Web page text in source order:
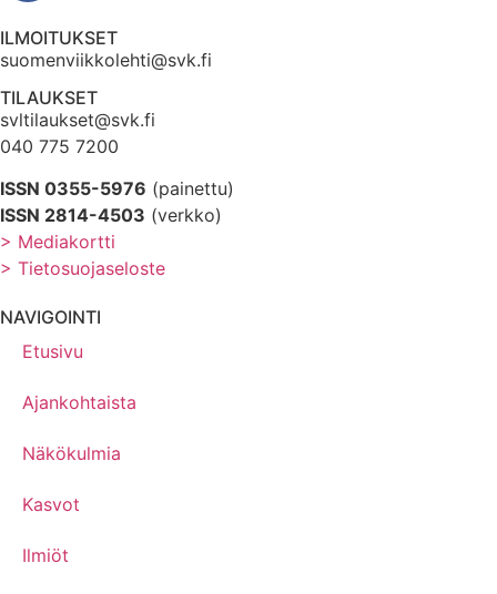
ILMOITUKSET
suomenviikkolehti@svk.fi
TILAUKSET
svltilaukset@svk.fi
040 775 7200
ISSN 0355-5976 (painettu)
ISSN 2814-4503 (verkko)
> Mediakortti
> Tietosuojaseloste
NAVIGOINTI
Etusivu
Ajankohtaista
Näkökulmia
Kasvot
Ilmiöt